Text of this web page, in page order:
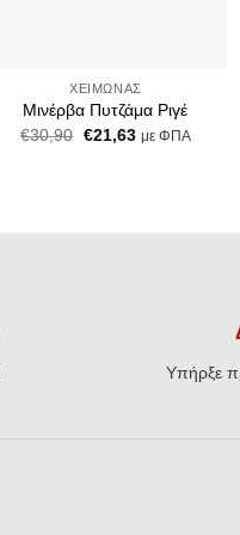
ΧΕΙΜΏΝΑΣ
Μινέρβα Πυτζάμα Ριγέ
€30,90 Original
€21,63Ημε ΦΠΑ
Υπήρξε